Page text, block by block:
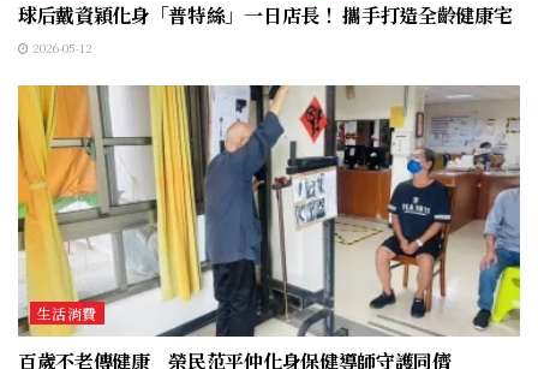
球后戴資穎化身「普特絲」一日店長！ 攜手打造全齡健康宅
2026-05-12
生活消費
百歲不老傳健康 榮民范平仲化身保健導師守護同儕